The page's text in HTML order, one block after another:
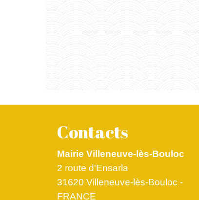
Contacts
Mairie Villeneuve-lès-Bouloc
2 route d'Ensarla
31620 Villeneuve-lès-Bouloc -
FRANCE